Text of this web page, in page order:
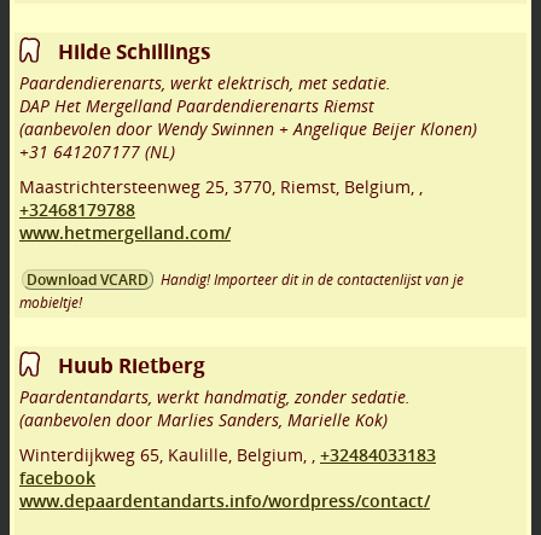
Hilde Schillings
Paardendierenarts, werkt elektrisch, met sedatie.
DAP Het Mergelland Paardendierenarts Riemst
(aanbevolen door Wendy Swinnen + Angelique Beijer Klonen)
+31 641207177 (NL)
Maastrichtersteenweg 25 3770 Riemst Belgium,
+32468179788
www.hetmergelland.com/
Download VCARD
Handig! Importeer dit in de contactenlijst van je
mobieltje!
Huub Rietberg
Paardentandarts, werkt handmatig, zonder sedatie.
(aanbevolen door Marlies Sanders, Marielle Kok)
Winterdijkweg 65 Kaulille Belgium,
+32484033183
facebook
www.depaardentandarts.info/wordpress/contact/